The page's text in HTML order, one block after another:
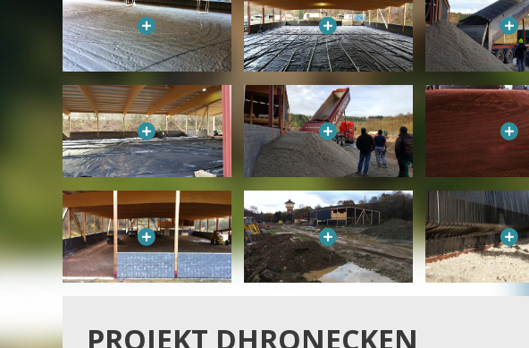
PROJEKT DHRONECKEN